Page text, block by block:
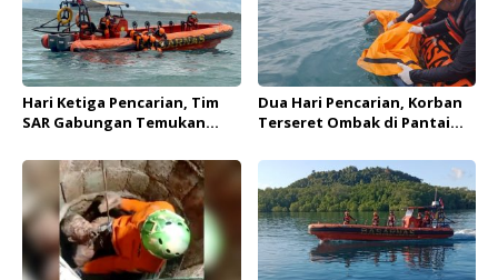
Hari Ketiga Pencarian, Tim
SAR Gabungan Temukan
Perairan Mentawai
Dua Hari Pencarian, Korban
Terseret Ombak di Pantai
Ditemukan Tak Bernyawa